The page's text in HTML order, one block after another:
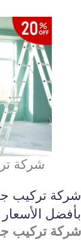
شركة
شركة تركيب
بأفضل الأسعار
شركة تركيب